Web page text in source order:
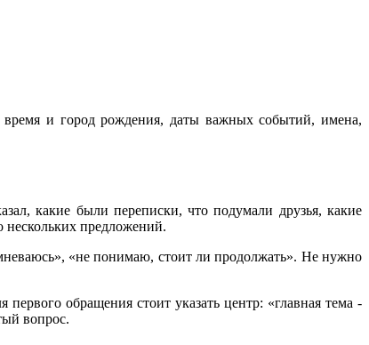
и город рождения, даты важных событий, имена,
какие были переписки, что подумали друзья, какие
нескольких предложений.
«не понимаю, стоит ли продолжать». Не нужно
обращения стоит указать центр: «главная тема -
вопрос.